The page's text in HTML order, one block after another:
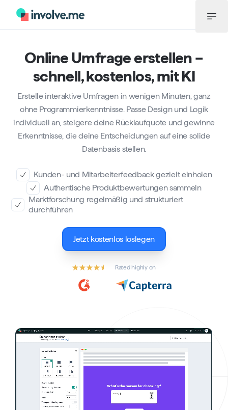
Menü
Online Umfrage erstellen –
schnell, kostenlos, mit KI
Erstelle interaktive Umfragen in wenigen Minuten, ganz
ohne Programmierkenntnisse. Passe Design und Logik
individuell an, steigere deine Rücklaufquote und gewinne
Erkenntnisse, die deine Entscheidungen auf eine solide
Datenbasis stellen.
Kunden- und Mitarbeiterfeedback gezielt einholen
Authentische Produktbewertungen sammeln
Marktforschung regelmäßig und strukturiert
durchführen
Jetzt kostenlos loslegen
Rated highly on